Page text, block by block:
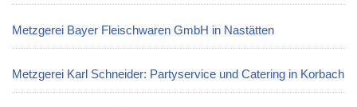
Metzgerei Bayer Fleischwaren GmbH in Nastätten
Metzgerei Karl Schneider: Partyservice und Catering in Korbach